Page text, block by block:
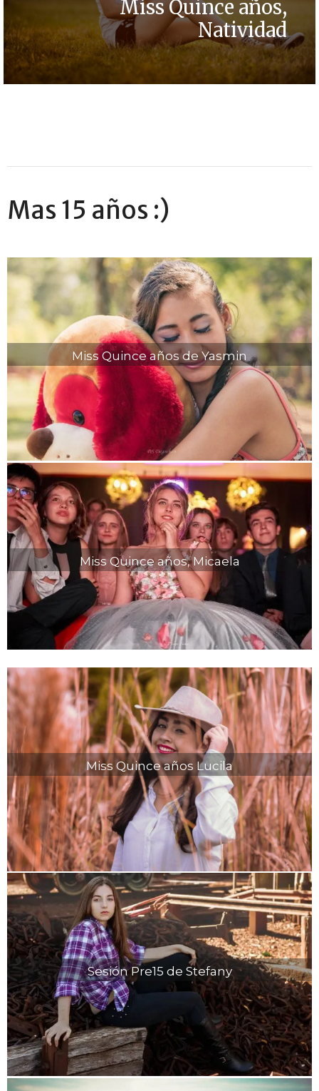
Miss Quince años,
Natividad
Mas 15 años :)
Miss Quince años de Yasmin
Miss Quince años, Micaela
Miss Quince años Lucila
Sesión Pre15 de Stefany